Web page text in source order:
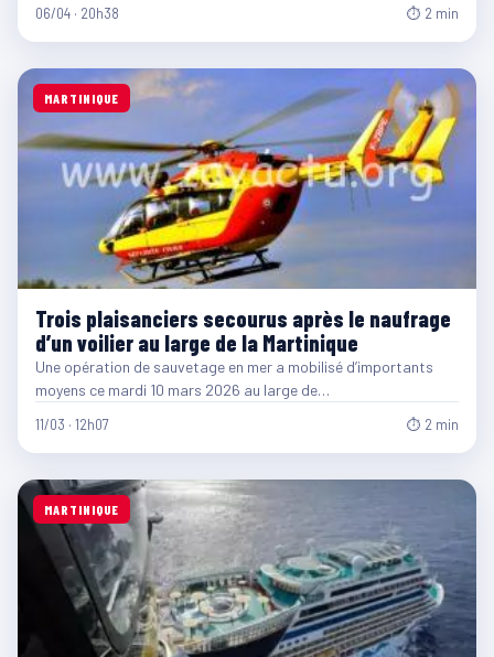
06/04 · 20h38 ⏱ 2 min
MARTINIQUE
Trois plaisanciers secourus après le naufrage
d’un voilier au large de la Martinique
Une opération de sauvetage en mer a mobilisé d’importants
moyens ce mardi 10 mars 2026 au large de…
11/03 · 12h07 ⏱ 2 min
MARTINIQUE